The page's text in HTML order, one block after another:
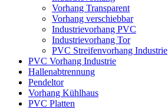
Vorhang Transparent
Vorhang verschiebbar
Industrievorhang PVC
Industrievorhang Tor
PVC Streifenvorhang Industrie
PVC Vorhang Industrie
Hallenabtrennung
Pendeltor
Vorhang Kühlhaus
PVC Platten